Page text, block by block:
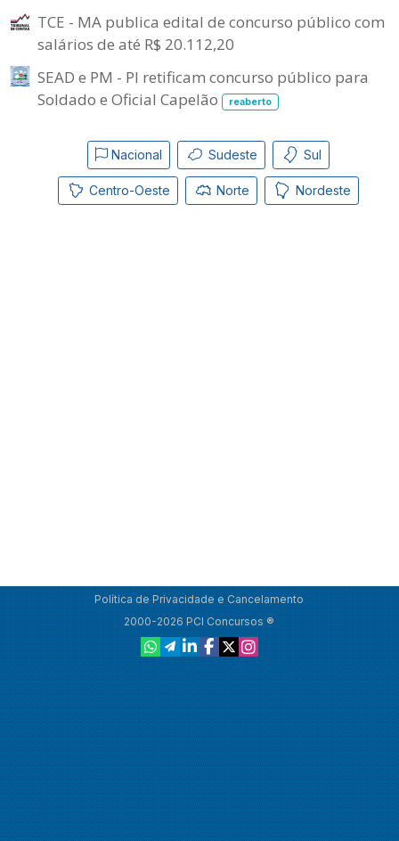
TCE - MA publica edital de concurso público com
salários de até R$ 20.112,20
SEAD e PM - PI retificam concurso público para
Soldado e Oficial Capelão
reaberto
Nacional Sudeste Sul
Centro-Oeste Norte Nordeste
Política de Privacidade e Cancelamento
2000-2026 PCI Concursos ®